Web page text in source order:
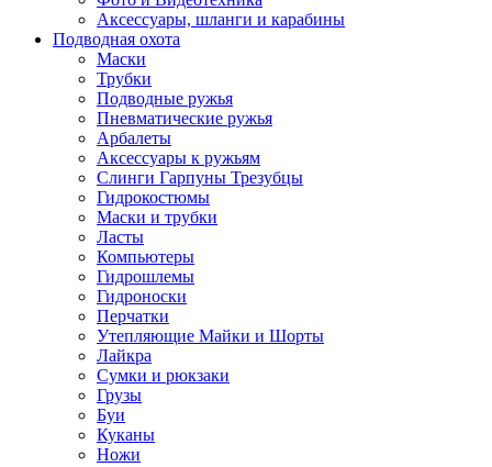
Аксессуары, шланги и карабины
Подводная охота
Маски
Трубки
Подводные ружья
Пневматические ружья
Арбалеты
Аксессуары к ружьям
Слинги Гарпуны Трезубцы
Гидрокостюмы
Маски и трубки
Ласты
Компьютеры
Гидрошлемы
Гидроноски
Перчатки
Утепляющие Майки и Шорты
Лайкра
Сумки и рюкзаки
Грузы
Буи
Куканы
Ножи